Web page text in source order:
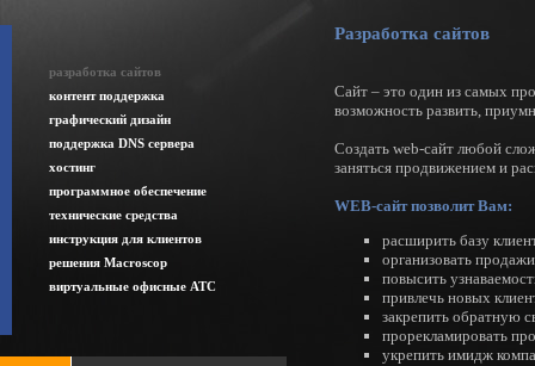
разработка сайтов
контент поддержка
графический дизайн
поддержка DNS сервера
хостинг
программное обеспечение
технические средства
инструкция для клиентов
решения Macroscop
виртуальные офисные АТС
Разработка сайтов
Cайт – это один из самых
возможность развить,
Создать web-сайт любой
заняться продвижением и
WEB-сайт позволит Вам:
расширить базу
организовать
повысить
привлечь новых
закрепить обратную
прорекламировать
укрепить имидж